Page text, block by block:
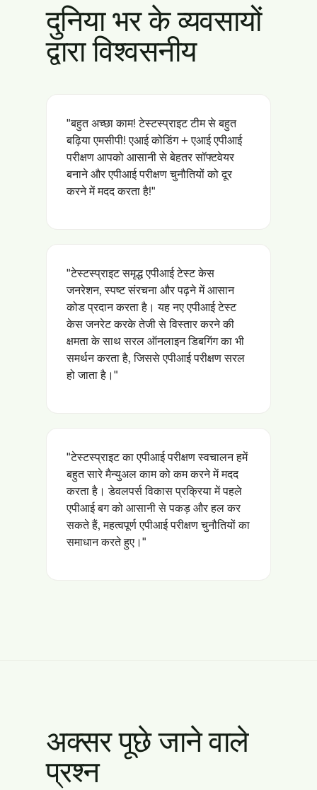
दुनिया भर के व्यवसायों
द्वारा विश्वसनीय
"बहुत अच्छा काम! टेस्टस्प्राइट टीम से बहुत
बढ़िया एमसीपी! एआई कोडिंग + एआई एपीआई
परीक्षण आपको आसानी से बेहतर सॉफ्टवेयर
बनाने और एपीआई परीक्षण चुनौतियों को दूर
करने में मदद करता है!"
"टेस्टस्प्राइट समृद्ध एपीआई टेस्ट केस
जनरेशन, स्पष्ट संरचना और पढ़ने में आसान
कोड प्रदान करता है। यह नए एपीआई टेस्ट
केस जनरेट करके तेजी से विस्तार करने की
क्षमता के साथ सरल ऑनलाइन डिबगिंग का भी
समर्थन करता है, जिससे एपीआई परीक्षण सरल
हो जाता है।"
"टेस्टस्प्राइट का एपीआई परीक्षण स्वचालन हमें
बहुत सारे मैन्युअल काम को कम करने में मदद
करता है। डेवलपर्स विकास प्रक्रिया में पहले
एपीआई बग को आसानी से पकड़ और हल कर
सकते हैं, महत्वपूर्ण एपीआई परीक्षण चुनौतियों का
समाधान करते हुए।"
अक्सर पूछे जाने वाले
प्रश्न